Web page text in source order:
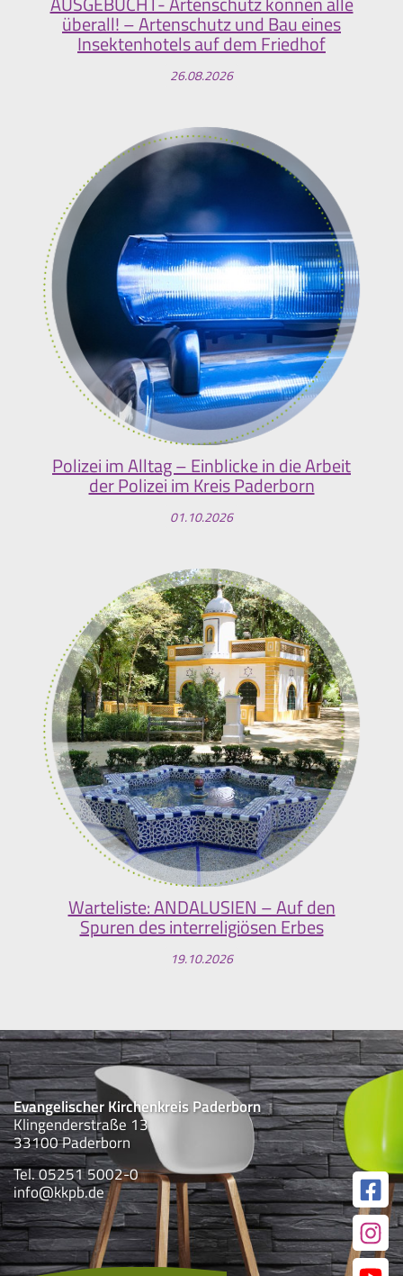
überall! – Artenschutz und Bau eines
Insektenhotels auf dem Friedhof
26.08.2026
Polizei im Alltag – Einblicke in die Arbeit
der Polizei im Kreis Paderborn
01.10.2026
Warteliste: ANDALUSIEN – Auf den
Spuren des interreligiösen Erbes
19.10.2026
Evangelischer Kirchenkreis Paderborn
Klingenderstraße 13
33100 Paderborn
Tel. 05251 5002-0
info@kkpb.de